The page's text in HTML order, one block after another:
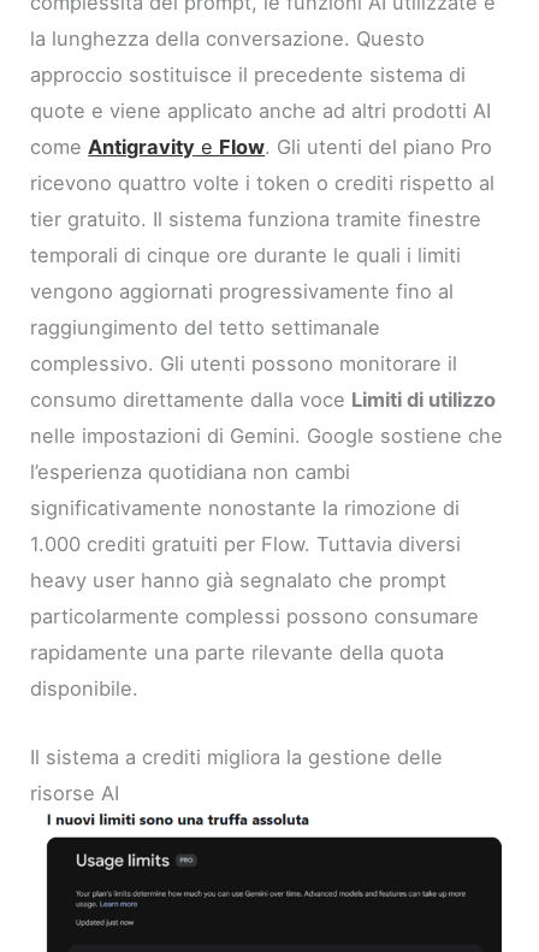
la lunghezza della conversazione. Questo
approccio sostituisce il precedente sistema di
quote e viene applicato anche ad altri prodotti AI
comeAntigravity e Flow. Gli utenti del piano Pro
ricevono quattro volte i token o crediti rispetto al
tier gratuito. Il sistema funziona tramite finestre
temporali di cinque ore durante le quali i limiti
vengono aggiornati progressivamente fino al
raggiungimento del tetto settimanale
complessivo. Gli utenti possono monitorare il
consumo direttamente dalla voce Limiti di utilizzo
nelle impostazioni di Gemini. Google sostiene che
l’esperienza quotidiana non cambi
significativamente nonostante la rimozione di
1.000 crediti gratuiti per Flow. Tuttavia diversi
heavy user hanno già segnalato che prompt
particolarmente complessi possono consumare
rapidamente una parte rilevante della quota
disponibile.
Il sistema a crediti migliora la gestione delle
risorse AI